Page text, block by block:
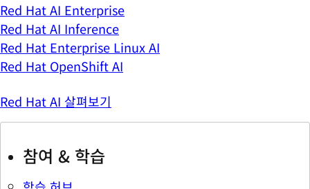
Red Hat AI Enterprise
Red Hat AI Inference
Red Hat Enterprise Linux AI
Red Hat OpenShift AI
Red Hat AI 살펴보기
참여 & 학습